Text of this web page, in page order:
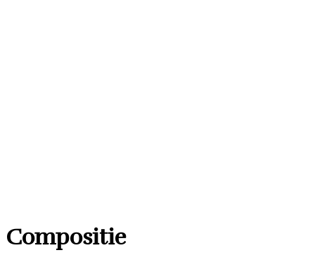
Compositie